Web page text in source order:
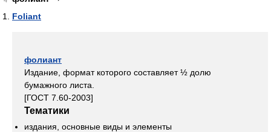
Foliant
фолиант
Издание, формат которого составляет ½ долю
бумажного листа.
[ГОСТ 7.60-2003]
Тематики
издания, основные виды и элементы